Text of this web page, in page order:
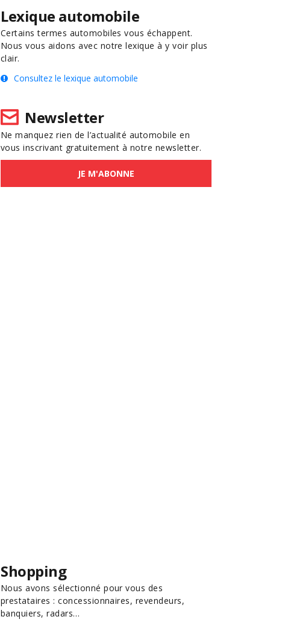
Lexique automobile
Certains termes automobiles vous échappent.
Nous vous aidons avec notre lexique à y voir plus
clair.
Consultez le lexique automobile
Newsletter
Ne manquez rien de l’actualité automobile en
vous inscrivant gratuitement à notre newsletter.
JE M'ABONNE
Shopping
Nous avons sélectionné pour vous des
prestataires : concessionnaires, revendeurs,
banquiers, radars…